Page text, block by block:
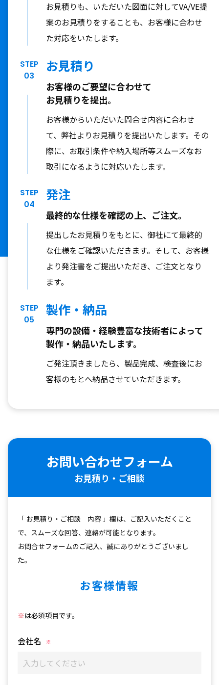
お見積りも、いただいた図面に対してVA/VE提
案のお見積りをすることも、お客様に合わせ
た対応をいたします。
STEP
03
お見積り
お客様のご要望に合わせて
お見積りを提出。
お客様からいただいた問合せ内容に合わせ
て、弊社よりお見積りを提出いたします。その
際に、お取引条件や納入場所等スムーズなお
取引になるように対応いたします。
STEP
04
発注
最終的な仕様を確認の上、 ご注文。
提出したお見積りをもとに、御社にて最終的
な仕様をご確認いただきます。そして、お客様
より発注書をご提出いただき、ご注文となり
ます。
STEP
05
製作・納品
専門の設備・経験豊富な技術者によって
製作・納品いたします。
ご発注頂きましたら、製品完成、検査後にお
客様のもとへ納品させていただきます。
お問い合わせフォーム
お見積り・ご相談
「 お見積り・ご相談 内容 」欄は、ご記入いただくこと
で、スムーズな回答、連絡が可能となります。
お問合せフォームのご記入、誠にありがとうございまし
た。
お客様情報
※は必須項目です。
会社名